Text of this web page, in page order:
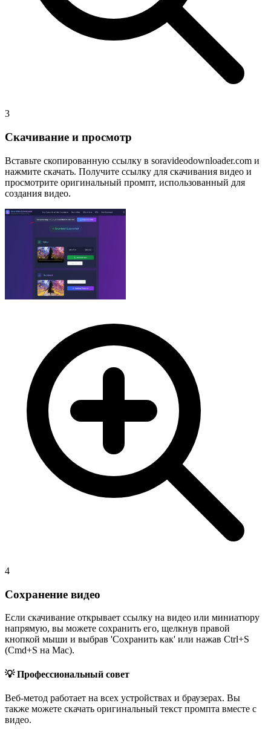
3
Скачивание и просмотр
Вставьте скопированную ссылку в soravideodownloader.com и
нажмите скачать. Получите ссылку для скачивания видео и
просмотрите оригинальный промпт, использованный для
создания видео.
4
Сохранение видео
Если скачивание открывает ссылку на видео или миниатюру
напрямую, вы можете сохранить его, щелкнув правой
кнопкой мыши и выбрав 'Сохранить как' или нажав Ctrl+S
(Cmd+S на Mac).
💡 Профессиональный совет
Веб-метод работает на всех устройствах и браузерах. Вы
также можете скачать оригинальный текст промпта вместе с
видео.